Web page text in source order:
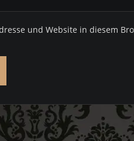
und Website in diesem